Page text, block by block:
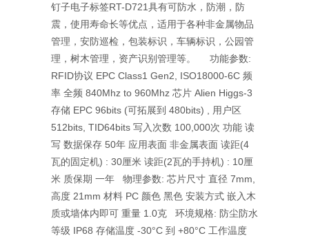
钉子电子标签RT-D721具有可防水，防潮，防
震，使用寿命长等优点，适用于各种非金属物品
管理，安防巡检，包装标识，车辆标识，公园管
理，树木管理，资产识别管理等。 功能参数:
RFID协议 EPC Class1 Gen2, ISO18000-6C 频
率 全频 840Mhz to 960Mhz 芯片 Alien Higgs-3
存储 EPC 96bits (可拓展到 480bits) , 用户区
512bits, TID64bits 写入次数 100,000次 功能 读
写 数据保存 50年 应用表面 非金属表面 读距(4
瓦的固定机) : 30厘米 读距(2瓦的手持机) : 10厘
米 质保期 一年 物理参数: 芯片尺寸 直径 7mm,
高度 21mm 材料 PC 颜色 黑色 安装方式 嵌入木
质或墙体内即可 重量 1.0克 环境规格: 防尘防水
等级 IP68 存储温度 -30°C 到 +80°C 工作温度